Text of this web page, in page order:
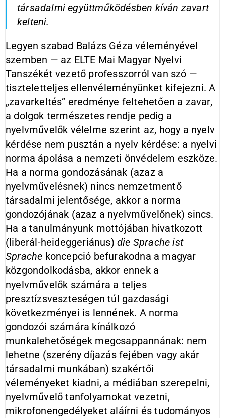
társadalmi együttműködésben kíván zavart
kelteni.
Legyen szabad Balázs Géza véleményével
szemben — az ELTE Mai Magyar Nyelvi
Tanszékét vezető professzorról van szó —
tiszteletteljes ellenvéleményünket kifejezni. A
„zavarkeltés” eredménye feltehetően a zavar,
a dolgok természetes rendje pedig a
nyelvművelők vélelme szerint az, hogy a nyelv
kérdése nem pusztán a nyelv kérdése: a nyelvi
norma ápolása a nemzeti önvédelem eszköze.
Ha a norma gondozásának (azaz a
nyelvművelésnek) nincs nemzetmentő
társadalmi jelentősége, akkor a norma
gondozójának (azaz a nyelvművelőnek) sincs.
Ha a tanulmányunk mottójában hivatkozott
(liberál-heideggeriánus) die Sprache ist
Sprache koncepció befurakodna a magyar
közgondolkodásba, akkor ennek a
nyelvművelők számára a teljes
presztízsveszteségen túl gazdasági
következményei is lennének. A norma
gondozói számára kínálkozó
munkalehetőségek megcsappannának: nem
lehetne (szerény díjazás fejében vagy akár
társadalmi munkában) szakértői
véleményeket kiadni, a médiában szerepelni,
nyelvművelő tanfolyamokat vezetni,
mikrofonengedélyeket aláírni és tudományos